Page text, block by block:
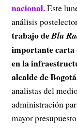
nacional.Este
análisis
trabajo deBlu
importante carta
en la
alcalde de
analistas del
administración
mayor